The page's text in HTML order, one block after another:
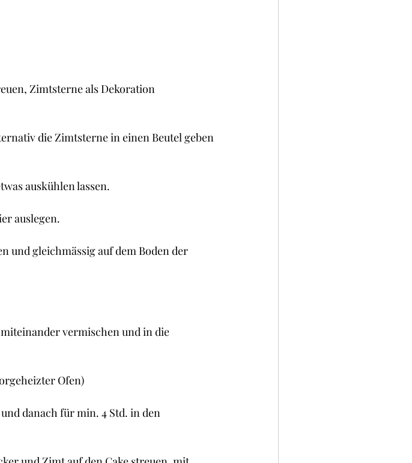
Zimtsterne als Dekoration
die Zimtsterne in einen Beutel geben
auskühlen lassen.
auslegen.
und gleichmässig auf dem Boden der
vermischen und in die
Ofen)
danach für min. 4 Std. in den